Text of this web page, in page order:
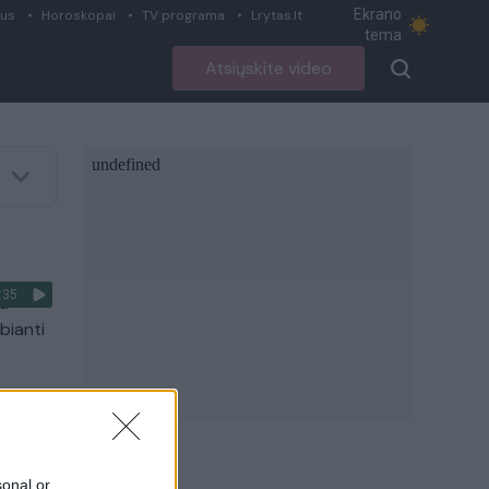
or
Horoskopai TV programa Lrytas.lt
Ekrano
tema
Atsiųskite video